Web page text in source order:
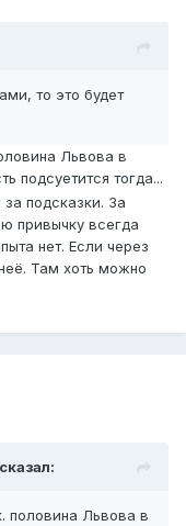
то это будет
Львова в
подсуетится тогда...
за подсказки. За
привычку всегда
нет. Если через
Там хоть можно
половина Львова в